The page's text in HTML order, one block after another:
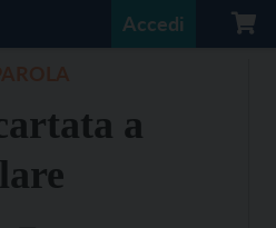
Accedi
a